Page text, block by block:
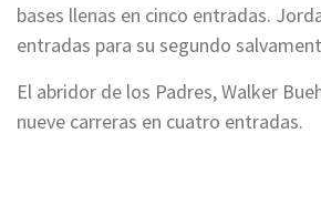
bases llenas en cinco entradas.
entradas para su segundo
El abridor de los Padres, Walker
nueve carreras en cuatro entradas.